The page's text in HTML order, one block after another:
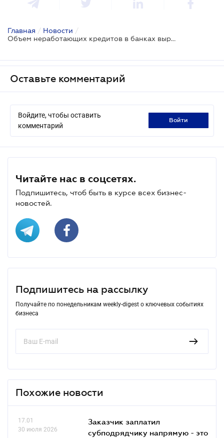
Главная / Новости /
Объем неработающих кредитов в банках вырос за 2022 год на 87 млрд грн
Оставьте комментарий
Войдите, чтобы оставить
комментарий
войти
Читайте нас в соцсетях.
Подпишитесь, чтоб быть в курсе всех бизнес-
новостей.
Подпишитесь на рассылку
Получайте по понедельникам weekly-digest о ключевых событиях
бизнеса
Похожие новости
17.01
30 июля 2026
Заказчик заплатил
субподрядчику напрямую - это